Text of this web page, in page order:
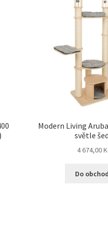
Modern Living
světle
4 674,00
Do